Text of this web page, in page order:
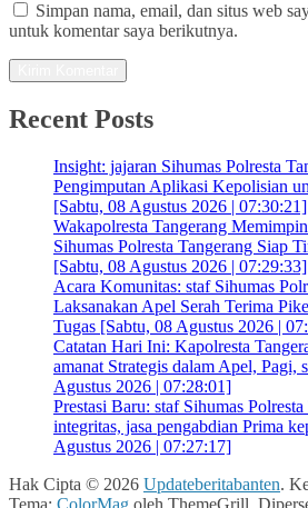
Simpan nama, email, dan situs web
untuk komentar saya berikutnya.
Recent Posts
Insight: jajaran Sihumas Polresta
Pengimputan Aplikasi Kepolisian
[Sabtu, 08 Agustus 2026 | 07:30:21]
Wakapolresta Tangerang
Sihumas Polresta Tangerang Siap
[Sabtu, 08 Agustus 2026 | 07:29:33]
Acara Komunitas: staf Sihumas
Laksanakan Apel Serah Terima
Tugas [Sabtu, 08 Agustus 2026 |
Catatan Hari Ini: Kapolresta
amanat Strategis dalam Apel, Pagi,
Agustus 2026 | 07:28:01]
Prestasi Baru: staf Sihumas
integritas, jasa pengabdian Prima
Agustus 2026 | 07:27:17]
Hak Cipta © 2026 Updateberitabanten.
Tema: ColorMag oleh ThemeGrill.